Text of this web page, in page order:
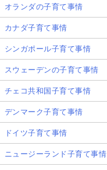
オランダの子育て事情
カナダ子育て事情
シンガポール子育て事情
スウェーデンの子育て事情
チェコ共和国子育て事情
デンマーク子育て事情
ドイツ子育て事情
ニュージーランド子育て事情